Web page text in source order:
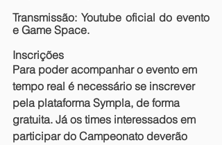
Transmissão: Youtube oficial do evento
e Game Space.
Inscrições
Para poder acompanhar o evento em
tempo real é necessário se inscrever
pela plataforma Sympla, de forma
gratuita. Já os times interessados em
participar do Campeonato deverão